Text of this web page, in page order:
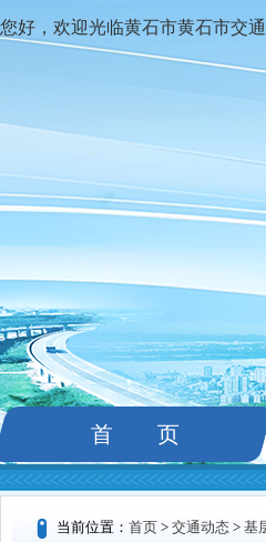
您好，欢迎光临黄石市黄石市交
首 页
当前位置： 首页 > 交通动态 > 基